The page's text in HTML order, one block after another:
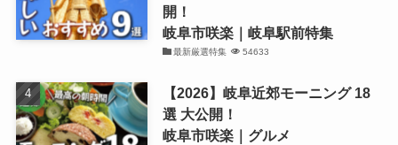
開！
岐阜市咲楽｜岐阜駅前特集
最新厳選特集 54633
【2026】岐阜近郊モーニング 18
選 大公開！
岐阜市咲楽｜グルメ